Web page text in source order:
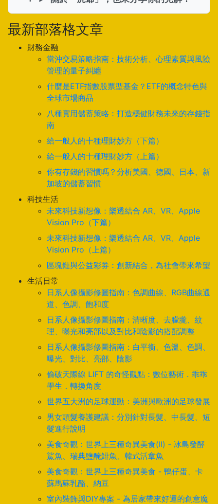
最新部落格文章
財務金融
當沖交易策略指南：技術分析、心理素質與風險
管理的量子糾纏
什麼是ETF指數股票型基金？ETF的概念特色與
全球市場商品
八種實用儲蓄策略：打造穩健財務未來的存錢指
南
給一般人的十種理財妙方（下篇）
給一般人的十種理財妙方（上篇）
你有存錢的習慣嗎？分析美國、德國、日本、新
加坡的儲蓄習慣
科技生活
未來科技新想像：樂透結合 AR、VR、Apple
Vision Pro（下篇）
未來科技新想像：樂透結合 AR、VR、Apple
Vision Pro（上篇）
區塊鏈與公益彩券：創新結合，為社會帶來希望
生活日常
日系人像攝影修圖指南：色調曲線、RGB曲線通
道、色調、飽和度
日系人像攝影修圖指南：清晰度、去朦朧、紋
理、曝光和亮部以及對比和陰影的搭配調整
日系人像攝影修圖指南：白平衡、色溫、色調、
曝光、對比、亮部、陰影
偷破天際線 LIFT 的奇怪觀點：數位藝術．乖乖
學生．轉換角度
世界五大洲的足球運動：美洲與歐洲的足球發展
男女頭髮養護建議：分別針對長髮、中長髮、短
髮進行說明
美食奇觀：世界上三種奇異美食(II) - 冰島發酵
鯊魚、瑞典鹽醃鯡魚、韓式活章魚
美食奇觀：世界上三種奇異美食 - 鴨仔蛋、卡
蘇馬蘇乳酪、納豆
室內裝飾與DIY專案 - 為居家帶來好運的創意魔